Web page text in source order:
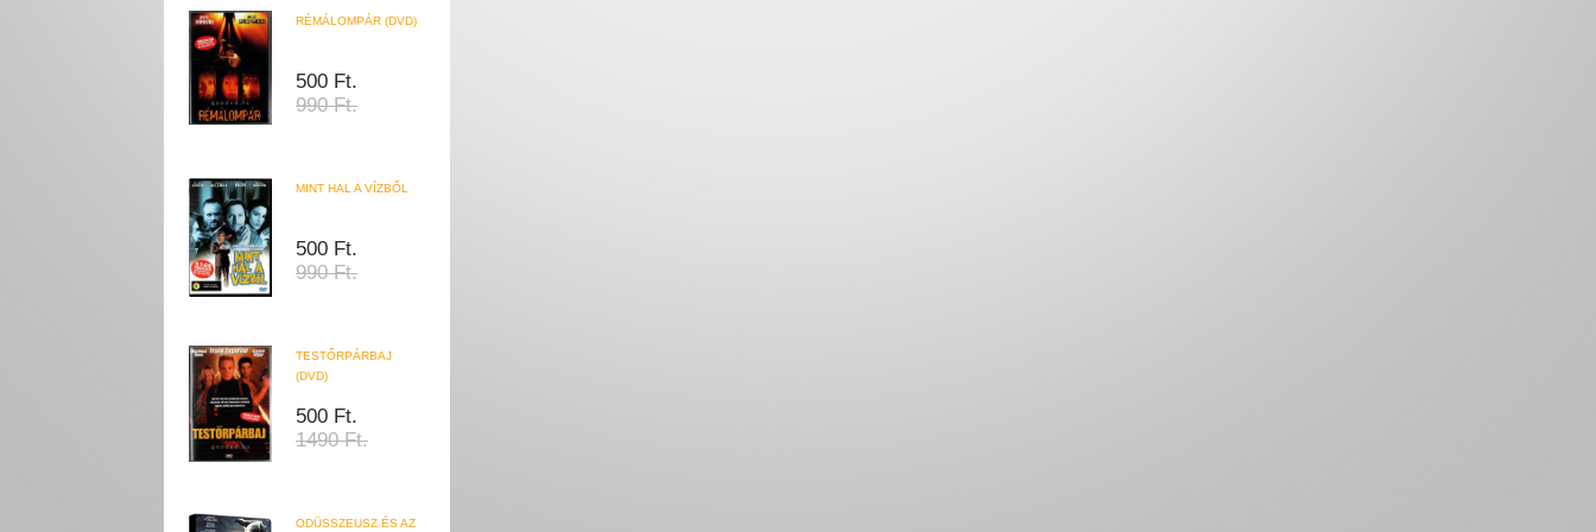
RÉMÁLOMPÁR (DVD)
500 Ft.
990 Ft.
MINT HAL A VÍZBŐL
500 Ft.
990 Ft.
TESTŐRPÁRBAJ
(DVD)
500 Ft.
1490 Ft.
ODÜSSZEUSZ ÉS AZ